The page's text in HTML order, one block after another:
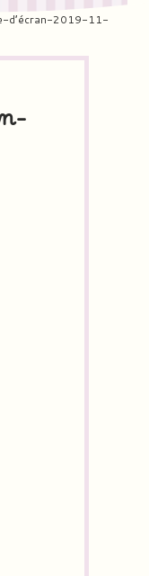
d’écran-2019-11-